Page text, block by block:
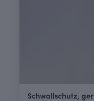
Schwallschutz,